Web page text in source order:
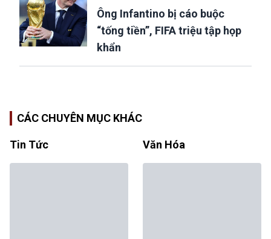
Ông Infantino bị cáo buộc
“tống tiền”, FIFA triệu tập họp
khẩn
CÁC CHUYÊN MỤC KHÁC
Tin Tức Văn Hóa